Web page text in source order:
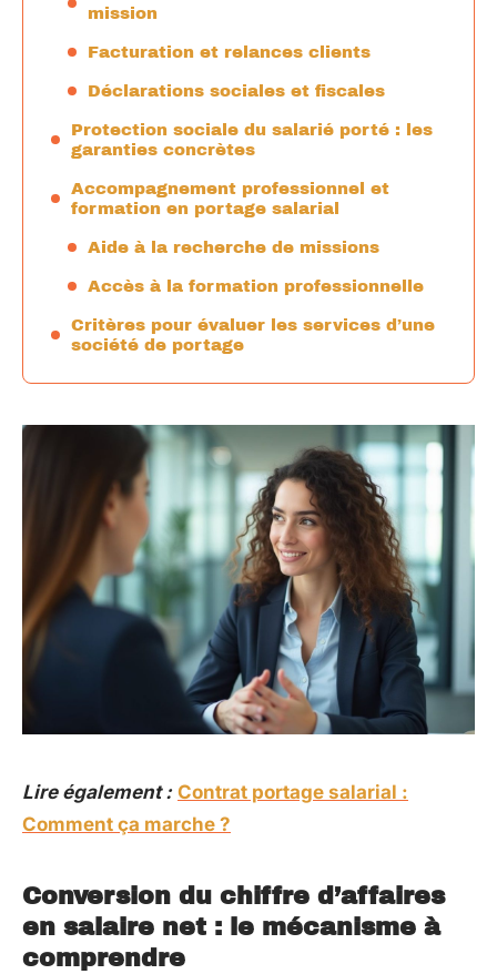
mission
Facturation et relances clients
Déclarations sociales et fiscales
Protection sociale du salarié porté : les
garanties concrètes
Accompagnement professionnel et
formation en portage salarial
Aide à la recherche de missions
Accès à la formation professionnelle
Critères pour évaluer les services d’une
société de portage
Lire également : Contrat portage salarial :
Comment ça marche ?
Conversion du chiffre d’affaires
en salaire net : le mécanisme à
comprendre